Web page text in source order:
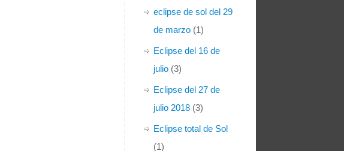
eclipse de sol del 29
de marzo (1)
Eclipse del 16 de
julio (3)
Eclipse del 27 de
julio 2018 (3)
Eclipse total de Sol
(1)